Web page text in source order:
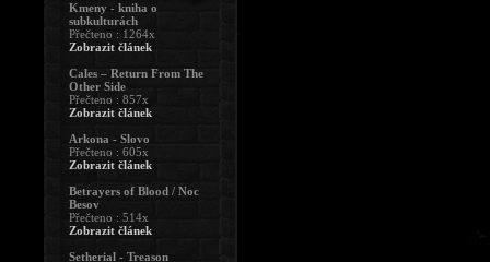
Kmeny - kniha o
subkulturách
Přečteno : 1264x
Zobrazit článek
Cales – Return From The
Other Side
Přečteno : 857x
Zobrazit článek
Arkona - Slovo
Přečteno : 605x
Zobrazit článek
Betrayers of Blood / Noc
Besov
Přečteno : 514x
Zobrazit článek
Setherial - Treason